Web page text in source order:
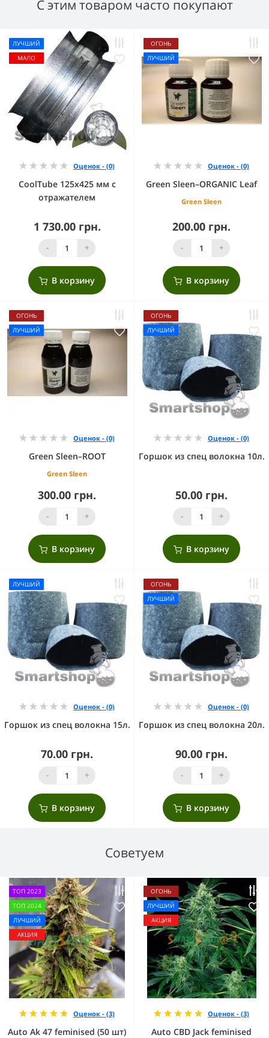
С этим товаром часто покупают
ЛУЧШИЙ
МАЛО
Оценок - (0)
CoolTube 125х425 мм с
отражателем
1 730.00 грн.
- +
В корзину
ОГОНЬ
ЛУЧШИЙ
Оценок - (0)
Green Sleen–ORGANIC Leaf
Green Sleen
200.00 грн.
- +
В корзину
ОГОНЬ
ЛУЧШИЙ
Оценок - (0)
Green Sleen–ROOT
Green Sleen
300.00 грн.
- +
В корзину
ОГОНЬ
ЛУЧШИЙ
Оценок - (0)
Горшок из спец волокна 10л.
50.00 грн.
- +
В корзину
ЛУЧШИЙ
Оценок - (0)
Горшок из спец волокна 15л.
70.00 грн.
- +
В корзину
ОГОНЬ
ЛУЧШИЙ
Оценок - (0)
Горшок из спец волокна 20л.
90.00 грн.
- +
В корзину
Советуем
ТОП 2023
ТОП 2024
ЛУЧШИЙ
АКЦИЯ
Оценок - (3)
Auto Ak 47 feminised (50 шт)
ОГОНЬ
ЛУЧШИЙ
АКЦИЯ
Оценок - (3)
Auto CBD Jack feminised